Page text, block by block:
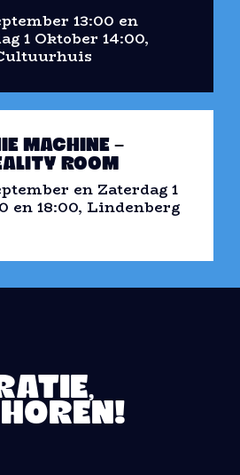
13:00 en
1 Oktober 14:00,
MACHINE –
ROOM
en Zaterdag 1
en 18:00, Lindenberg